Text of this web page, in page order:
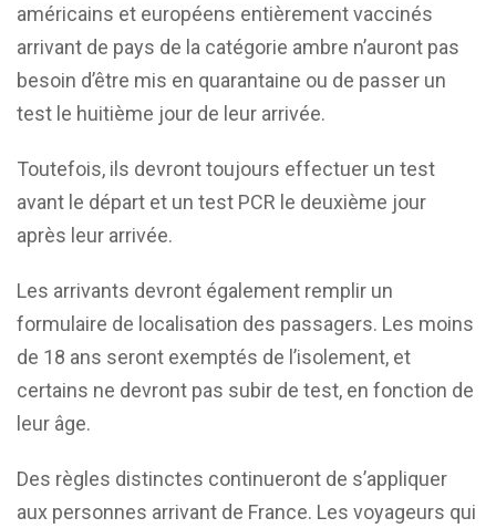
américains et européens entièrement vaccinés
arrivant de pays de la catégorie ambre n’auront pas
besoin d’être mis en quarantaine ou de passer un
test le huitième jour de leur arrivée.
Toutefois, ils devront toujours effectuer un test
avant le départ et un test PCR le deuxième jour
après leur arrivée.
Les arrivants devront également remplir un
formulaire de localisation des passagers. Les moins
de 18 ans seront exemptés de l’isolement, et
certains ne devront pas subir de test, en fonction de
leur âge.
Des règles distinctes continueront de s’appliquer
aux personnes arrivant de France. Les voyageurs qui